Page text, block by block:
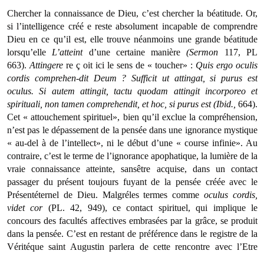
Chercher la connaissance de Dieu, c’est chercher la béatitude. Or,
si l’intelligence créé e reste absolument inca­pable de comprendre
Dieu en ce qu’il est, elle trouve néan­moins une grande béatitude
lorsqu’elle L’atteint d’une certaine manière(Sermon 117, PL
663). Attingere re ç oit ici le sens de « toucher» : Quis ergo oculis
cordis comprehen-dit Deum ? Sufficit ut attingat, si purus est
oculus. Si autem attingit, tactu quodam attingit incorporeo et
spirituali, non tamen comprehendit, et hoc, si purus est (Ibid., 664).
Cet « attouchement spirituel», bien qu’il exclue la compréhension,
n’est pas le dépassement de la pensée dans une ignorance mystique
« au-del à de l’intellect», ni le début d’une « course infinie». Au
contraire, c’est le terme de l’ignorance apophatique, la lumière de la
vraie connaissance atteinte, sansêtre acquise, dans un contact
passager du présent toujours fuyant de la pensée créée avec le
Présentéternel de Dieu. Malgréles termes commeoculus cordis,
videt cor (PL. 42, 949), ce contact spirituel, qui implique le
concours des facultés affectives embrasées par la grâce, se produit
dans la pensée. C’est en restant de préférence dans le registre de la
Véritéque saint Augustin parlera de cette rencontre avec l’Etre